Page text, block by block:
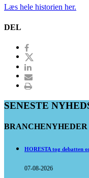
Læs hele historien her.
DEL
SENESTE
BRANCHENYHEDER
HORESTA tog debatten
07-08-2026